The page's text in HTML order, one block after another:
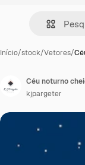
Início/stock/Vetores/
Céu noturno
kjpargeter